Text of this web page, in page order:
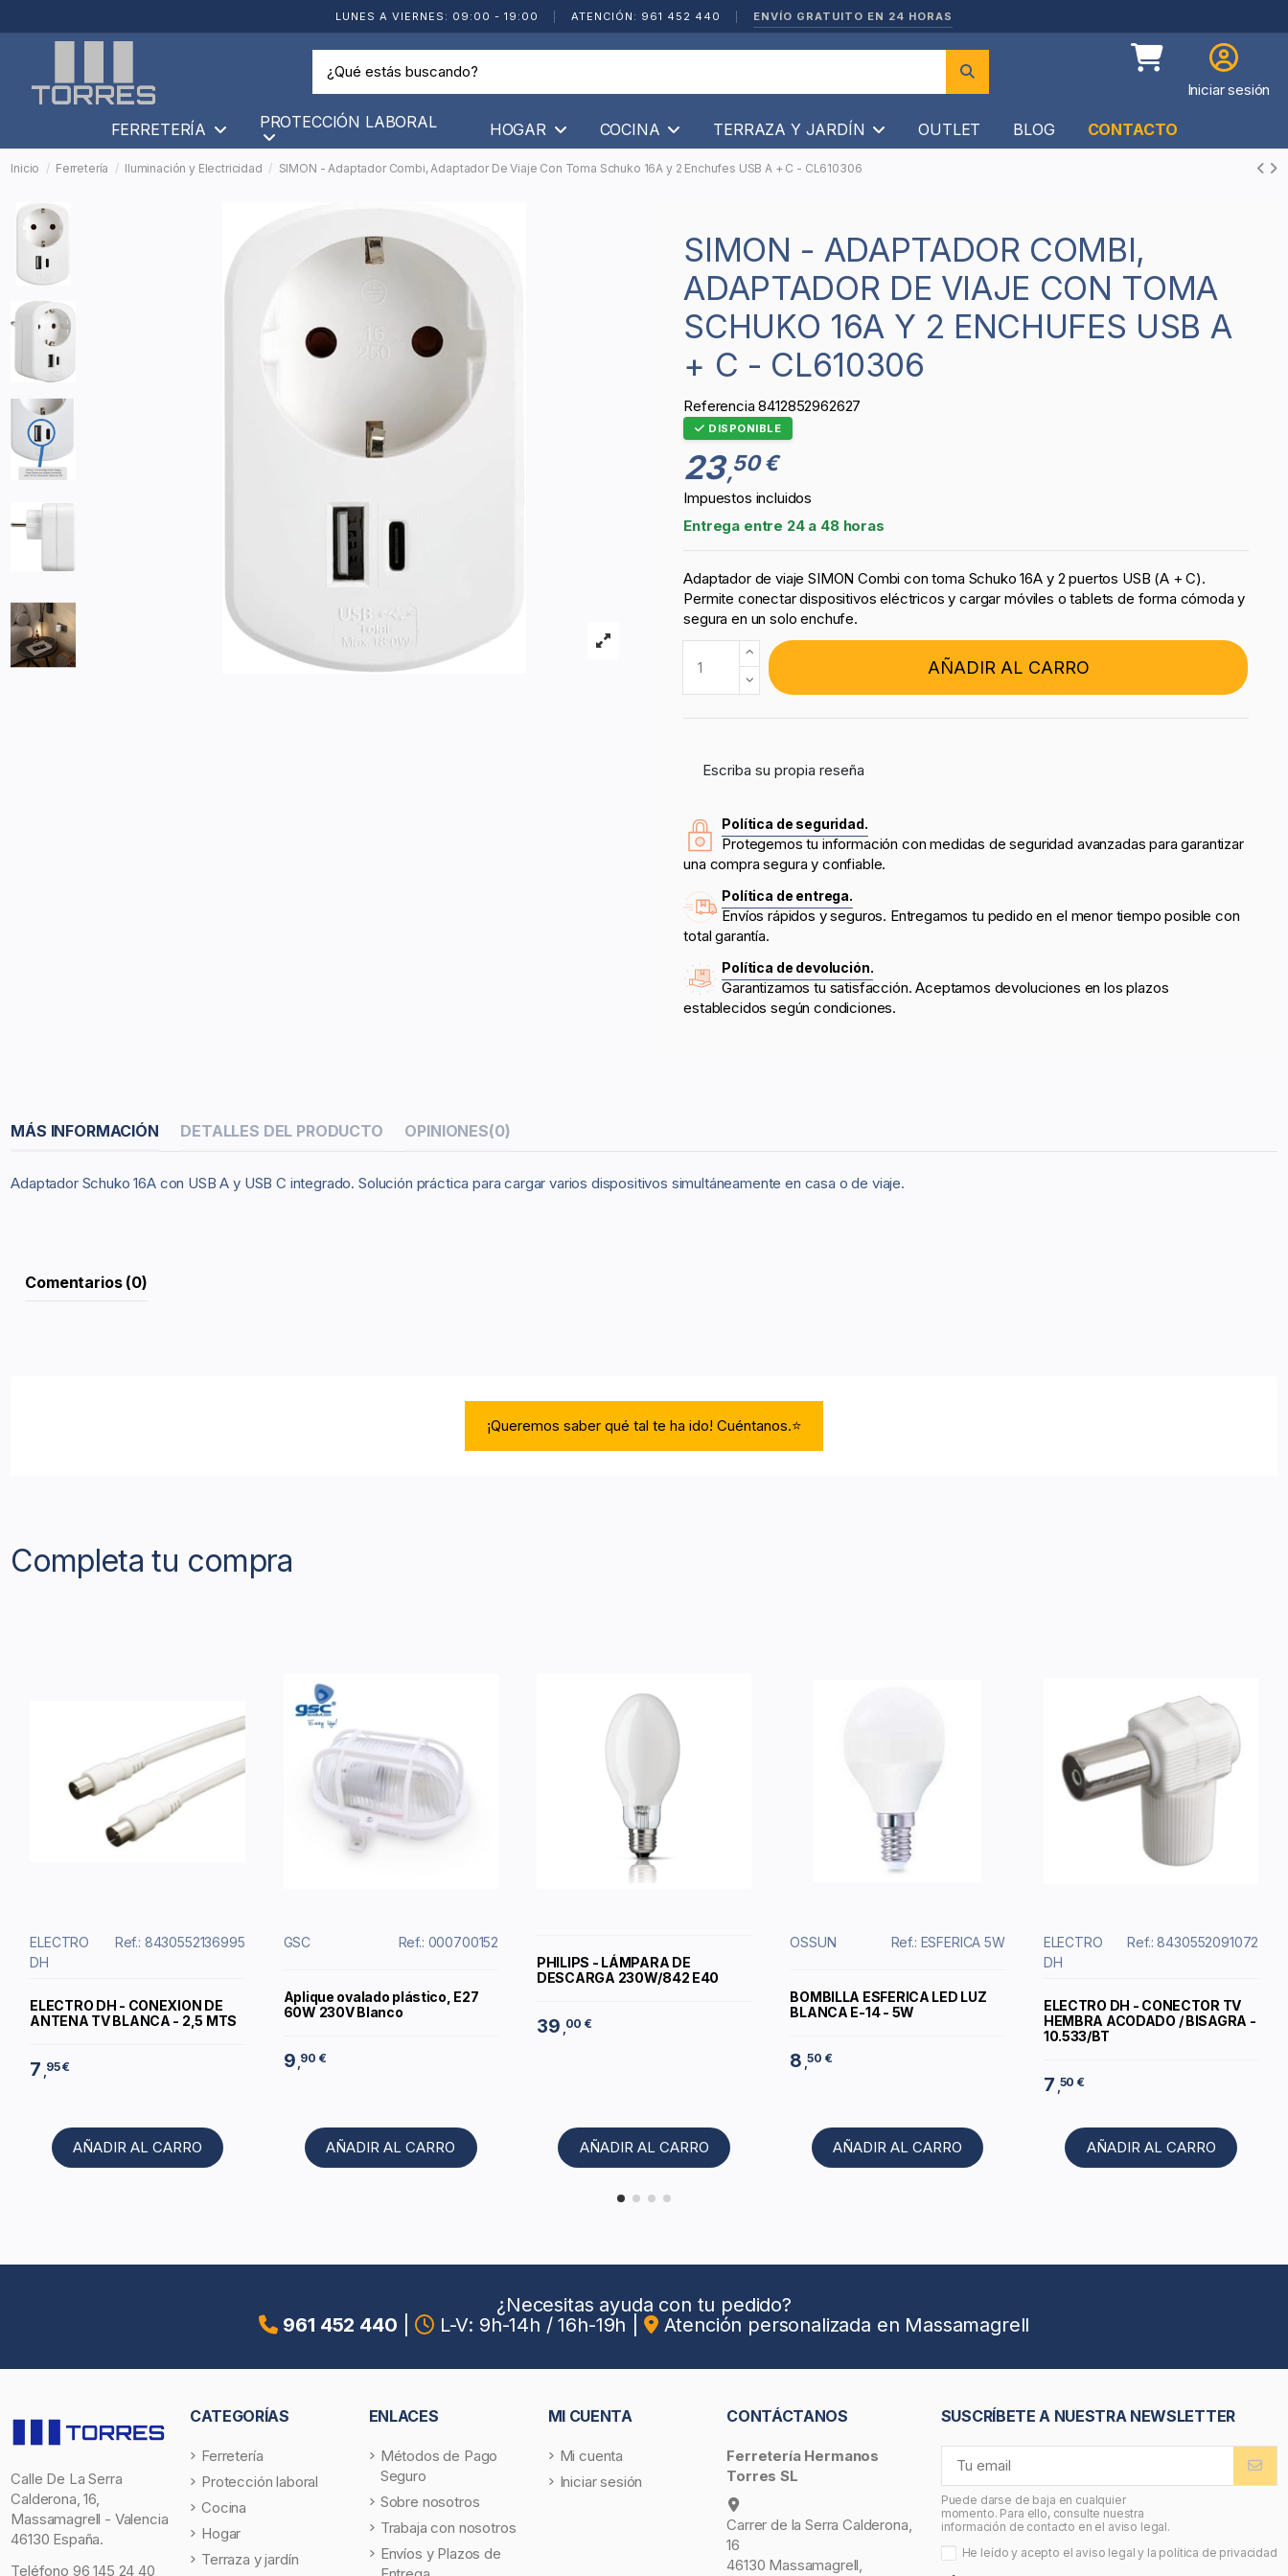
LUNES A VIERNES: 09:00 - 19:00 ATENCIÓN: 961 452 440 ENVÍO GRATUITO EN 24 HORAS
Iniciar sesión
FERRETERÍA PROTECCIÓN LABORAL HOGAR COCINA TERRAZA Y JARDÍN OUTLET BLOG CONTACTO
Inicio Ferretería Iluminación y Electricidad SIMON - Adaptador Combi, Adaptador De Viaje Con Toma Schuko 16A y 2 Enchufes USB A + C - CL610306
SIMON - ADAPTADOR COMBI,
ADAPTADOR DE VIAJE CON TOMA
SCHUKO 16A Y 2 ENCHUFES USB A
+ C - CL610306
Referencia 8412852962627
DISPONIBLE
23,50 €
Impuestos incluidos
Entrega entre 24 a 48 horas
Adaptador de viaje SIMON Combi con toma Schuko 16A y 2 puertos USB (A + C).
Permite conectar dispositivos eléctricos y cargar móviles o tablets de forma cómoda y
segura en un solo enchufe.
AÑADIR AL CARRO
Escriba su propia reseña
Política de seguridad.
Protegemos tu información con medidas de seguridad avanzadas para garantizar
una compra segura y confiable.
Política de entrega.
Envíos rápidos y seguros. Entregamos tu pedido en el menor tiempo posible con
total garantía.
Política de devolución.
Garantizamos tu satisfacción. Aceptamos devoluciones en los plazos
establecidos según condiciones.
MÁS INFORMACIÓN DETALLES DEL PRODUCTO OPINIONES(0)
Adaptador Schuko 16A con USB A y USB C integrado. Solución práctica para cargar varios dispositivos simultáneamente en casa o de viaje.
Comentarios (0)
¡Queremos saber qué tal te ha ido! Cuéntanos.⭐
Completa tu compra
ELECTRO
DH
Ref.: 8430552136995
ELECTRO DH - CONEXION DE
ANTENA TV BLANCA - 2,5 MTS
7 ,95 €
AÑADIR AL CARRO
GSC Ref.: 000700152
Aplique ovalado plástico, E27
60W 230V Blanco
9 ,90 €
AÑADIR AL CARRO
PHILIPS - LÁMPARA DE
DESCARGA 230W/842 E40
39 ,00 €
AÑADIR AL CARRO
OSSUN Ref.: ESFERICA 5W
BOMBILLA ESFERICA LED LUZ
BLANCA E-14 - 5W
8 ,50 €
AÑADIR AL CARRO
ELECTRO
DH
Ref.: 8430552091072
ELECTRO DH - CONECTOR TV
HEMBRA ACODADO / BISAGRA -
10.533/BT
7 ,50 €
AÑADIR AL CARRO
¿Necesitas ayuda con tu pedido?
961 452 440
L-V: 9h-14h / 16h-19h Atención personalizada en Massamagrell
Calle De La Serra
Calderona, 16,
Massamagrell - Valencia
46130 España.
Teléfono 96 145 24 40
CATEGORÍAS
Ferretería
Protección laboral
Cocina
Hogar
Terraza y jardín
ENLACES
Métodos de Pago
Seguro
Sobre nosotros
Trabaja con nosotros
Envíos y Plazos de
MI CUENTA
Mi cuenta
Iniciar sesión
CONTÁCTANOS
Ferretería Hermanos
Torres SL
Carrer de la Serra Calderona,
16
46130 Massamagrell,
SUSCRÍBETE A NUESTRA NEWSLETTER
Puede darse de baja en cualquier
momento. Para ello, consulte nuestra
información de contacto en el aviso legal.
He leído y acepto el aviso legal y la política de privacidad